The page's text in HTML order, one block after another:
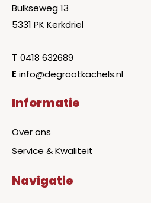
Bulkseweg 13
5331 PK Kerkdriel
T 0418 632689
E info@degrootkachels.nl
Informatie
Over ons
Service & Kwaliteit
Navigatie